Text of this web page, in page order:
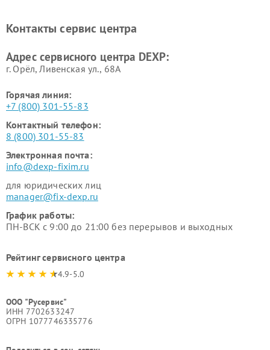
Ремонт серверов DEXP
Ремонт мини пк DEXP
Контакты сервис центра
Адрес сервисного центра DEXP:
г. Орёл, Ливенская ул., 68А
Горячая линия:
+7 (800) 301-55-83
Контактный телефон:
8 (800) 301-55-83
Электронная почта:
info@dexp-fixim.ru
для юридических лиц
manager@fix-dexp.ru
График работы:
ПН-ВСК с 9:00 до 21:00 без перерывов и выходных
Рейтинг сервисного центра
4.9-5.0
ООО "Русервис"
ИНН 7702633247
ОГРН 1077746335776